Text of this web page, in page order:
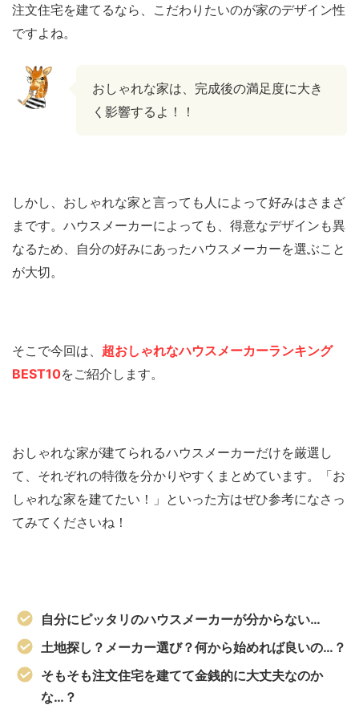
注文住宅を建てるなら、こだわりたいのが家のデザイン性
ですよね。
おしゃれな家は、完成後の満足度に大き
く影響するよ！！
しかし、おしゃれな家と言っても人によって好みはさまざ
まです。ハウスメーカーによっても、得意なデザインも異
なるため、自分の好みにあったハウスメーカーを選ぶこと
が大切。
そこで今回は、 超おしゃれなハウスメーカーランキング
BEST10をご紹介します。
おしゃれな家が建てられるハウスメーカーだけを厳選し
て、それぞれの特徴を分かりやすくまとめています。「お
しゃれな家を建てたい！」といった方はぜひ参考になさっ
てみてくださいね！
自分にピッタリのハウスメーカーが分からない…
土地探し？メーカー選び？何から始めれば良いの…？
そもそも注文住宅を建てて金銭的に大丈夫なのか
な…？